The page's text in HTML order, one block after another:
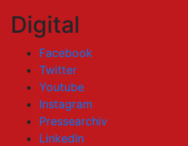
Digital
Facebook
Twitter
Youtube
Instagram
Pressearchiv
LinkedIn